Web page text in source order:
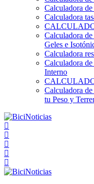
Calculadora
Calculadora
Calculadora
Geles e
Calculadora
Calculadora
Interno
Calculadora
tu Peso y